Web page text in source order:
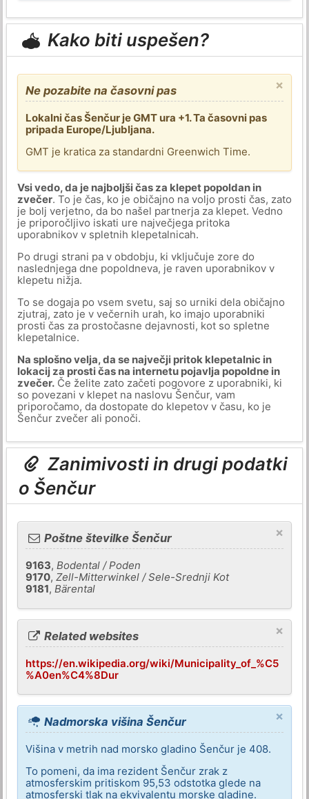
Kako biti uspešen?
×
Ne pozabite na časovni pas
Lokalni čas Šenčur je GMT ura +1. Ta časovni pas
pripada Europe/Ljubljana.
GMT je kratica za standardni Greenwich Time.
Vsi vedo, da je najboljši čas za klepet popoldan in
zvečer. To je čas, ko je običajno na voljo prosti čas, zato
je bolj verjetno, da bo našel partnerja za klepet. Vedno
je priporočljivo iskati ure največjega pritoka
uporabnikov v spletnih klepetalnicah.
Po drugi strani pa v obdobju, ki vključuje zore do
naslednjega dne popoldneva, je raven uporabnikov v
klepetu nižja.
To se dogaja po vsem svetu, saj so urniki dela običajno
zjutraj, zato je v večernih urah, ko imajo uporabniki
prosti čas za prostočasne dejavnosti, kot so spletne
klepetalnice.
Na splošno velja, da se največji pritok klepetalnic in
lokacij za prosti čas na internetu pojavlja popoldne in
zvečer.Če želite zato začeti pogovore z uporabniki, ki
so povezani v klepet na naslovu Šenčur, vam
priporočamo, da dostopate do klepetov v času, ko je
Šenčur zvečer ali ponoči.
Zanimivosti in drugi podatki
o Šenčur
×
Poštne številke Šenčur
9163,Bodental / Poden
9170,Zell-Mitterwinkel / Sele-Srednji Kot
9181,Bärental
×
Related websites
https://en.wikipedia.org/wiki/Municipality_of_%C5
%A0en%C4%8Dur
×
Nadmorska višina Šenčur
Višina v metrih nad morsko gladino Šenčur je 408.
To pomeni, da ima rezident Šenčur zrak z
atmosferskim pritiskom 95,53 odstotka glede na
atmosferski tlak na ekvivalentu morske gladine.